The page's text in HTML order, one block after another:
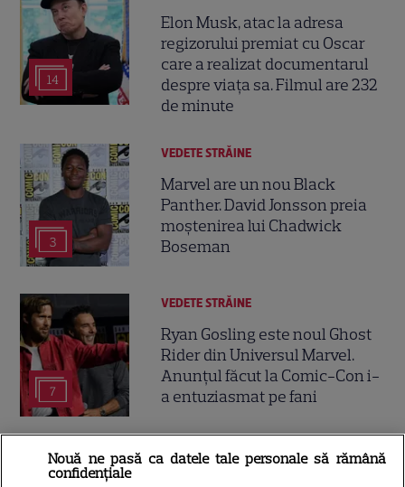
14
Elon Musk, atac la adresa
regizorului premiat cu Oscar
care a realizat documentarul
despre viața sa. Filmul are 232
de minute
3
VEDETE STRĂINE
Marvel are un nou Black
Panther. David Jonsson preia
moștenirea lui Chadwick
Boseman
7
VEDETE STRĂINE
Ryan Gosling este noul Ghost
Rider din Universul Marvel.
Anunțul făcut la Comic-Con i-
a entuziasmat pe fani
DISNEY PLUS
Nouă ne pasă ca datele tale personale să rămână
confidențiale